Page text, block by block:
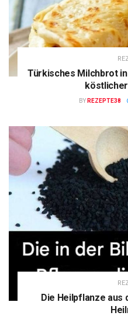
Türkisches Milchbrot
BY REZEPTE38
Die Heilpflanze aus